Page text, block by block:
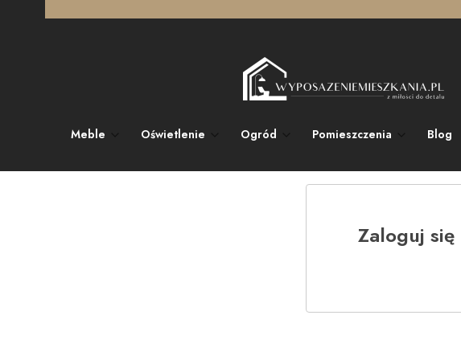
Meble Oświetlenie Ogród Pomieszczenia Blog
Zaloguj się